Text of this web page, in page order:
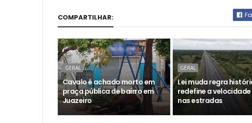
COMPARTILHAR:
GERAL
Cavalo é achado morto em
praça pública de bairro em
Juazeiro
GERAL
Lei muda regra
redefine a
nas estradas